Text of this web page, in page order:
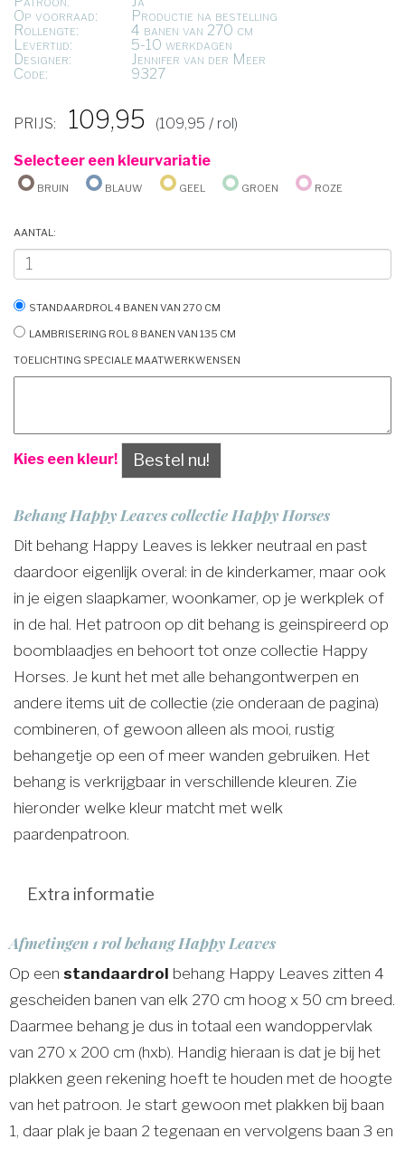
Op voorraad:
Productie na bestelling
Rollengte:
4 banen van 270 cm
Levertijd:
5-10 werkdagen
Designer:
Jennifer van der Meer
Code:
9327
PRIJS: 109,95 (109,95 / rol)
Selecteer een kleurvariatie
Bruin
Blauw Geel Groen Roze
Aantal:
Standaardrol 4 banen van 270 cm
Lambrisering rol 8 banen van 135 cm
Toelichting speciale maatwerkwensen
Kies een kleur! Bestel nu!
Behang Happy Leaves collectie Happy Horses
Dit behang Happy Leaves is lekker neutraal en past
daardoor eigenlijk overal: in de kinderkamer, maar ook
in je eigen slaapkamer, woonkamer, op je werkplek of
in de hal. Het patroon op dit behang is geinspireerd op
boomblaadjes en behoort tot onze collectie Happy
Horses. Je kunt het met alle behangontwerpen en
andere items uit de collectie (zie onderaan de pagina)
combineren, of gewoon alleen als mooi, rustig
behangetje op een of meer wanden gebruiken. Het
behang is verkrijgbaar in verschillende kleuren. Zie
hieronder welke kleur matcht met welk
paardenpatroon.
Extra informatie
Afmetingen 1 rol behang Happy Leaves
Op een standaardrol behang Happy Leaves zitten 4
gescheiden banen van elk 270 cm hoog x 50 cm breed.
Daarmee behang je dus in totaal een wandoppervlak
van 270 x 200 cm (hxb). Handig hieraan is dat je bij het
plakken geen rekening hoeft te houden met de hoogte
van het patroon. Je start gewoon met plakken bij baan
1, daar plak je baan 2 tegenaan en vervolgens baan 3 en